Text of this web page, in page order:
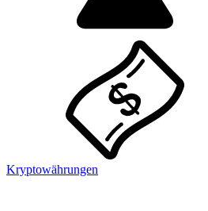
Kryptowährungen